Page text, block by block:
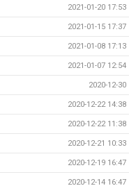
2021-01-20 17:53
2021-01-15 17:37
2021-01-08 17:13
2021-01-07 12:54
2020-12-30
2020-12-22 14:38
2020-12-22 11:38
2020-12-21 10:33
2020-12-19 16:47
2020-12-14 16:47